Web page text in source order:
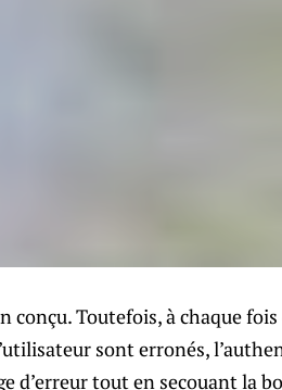
Toutefois, à chaque
sont erronés,
d’erreur tout en secouant la